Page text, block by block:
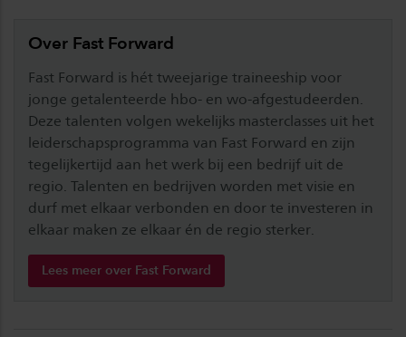
Over Fast Forward
Fast Forward is hét tweejarige traineeship voor
jonge getalenteerde hbo- en wo-afgestudeerden.
Deze talenten volgen wekelijks masterclasses uit het
leiderschapsprogramma van Fast Forward en zijn
tegelijkertijd aan het werk bij een bedrijf uit de
regio. Talenten en bedrijven worden met visie en
durf met elkaar verbonden en door te investeren in
elkaar maken ze elkaar én de regio sterker.
Lees meer over Fast Forward